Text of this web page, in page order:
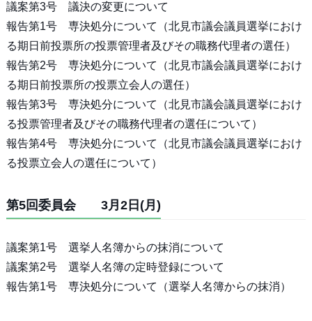
議案第3号 議決の変更について
報告第1号 専決処分について（北見市議会議員選挙におけ
る期日前投票所の投票管理者及びその職務代理者の選任）
報告第2号 専決処分について（北見市議会議員選挙におけ
る期日前投票所の投票立会人の選任）
報告第3号 専決処分について（北見市議会議員選挙におけ
る投票管理者及びその職務代理者の選任について）
報告第4号 専決処分について（北見市議会議員選挙におけ
る投票立会人の選任について）
第5回委員会 3月2日(月)
議案第1号 選挙人名簿からの抹消について
議案第2号 選挙人名簿の定時登録について
報告第1号 専決処分について（選挙人名簿からの抹消）